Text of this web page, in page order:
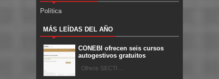
Política
MÁS LEÍDAS DEL AÑO
CONEBI ofrecen seis cursos
autogestivos gratuitos
Ofrece SECTI ...